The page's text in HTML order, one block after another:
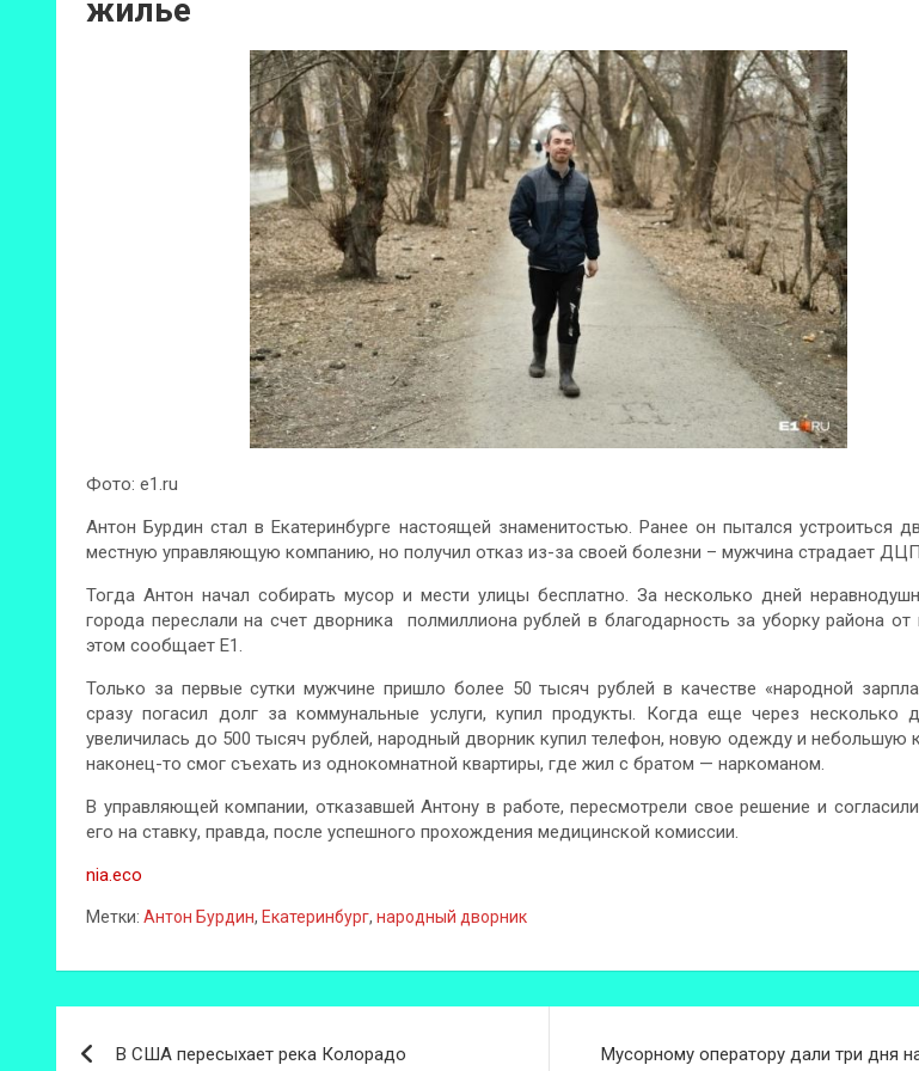
жилье
Фото: e1.ru
Антон Бурдин стал в Екатеринбурге настоящей знаменитостью. Ранее он пытался устроиться
местную управляющую компанию, но получил отказ из-за своей болезни – мужчина страдает
Тогда Антон начал собирать мусор и мести улицы бесплатно. За несколько дней
города переслали на счет дворника полмиллиона рублей в благодарность за уборку района от
этом сообщает Е1.
Только за первые сутки мужчине пришло более 50 тысяч рублей в качестве «народной
сразу погасил долг за коммунальные услуги, купил продукты. Когда еще через несколько
увеличилась до 500 тысяч рублей, народный дворник купил телефон, новую одежду и небольшую
наконец-то смог съехать из однокомнатной квартиры, где жил с братом — наркоманом.
В управляющей компании, отказавшей Антону в работе, пересмотрели свое решение и
его на ставку, правда, после успешного прохождения медицинской комиссии.
nia.eco
Метки: Антон Бурдин, Екатеринбург, народный дворник
В США пересыхает река Колорадо
Мусорному оператору дали три дня